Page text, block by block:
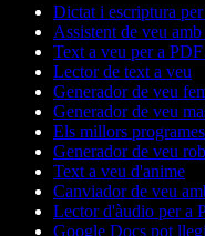
Dictat i escriptura
Assistent de veu
Text a veu per a
Lector de text a veu
Generador de veu
Generador de veu
Els millors
Generador de veu
Text a veu d'anime
Canviador de veu
Lector d'àudio per a
Google Docs pot